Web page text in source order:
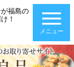
福島の
！
メニュー